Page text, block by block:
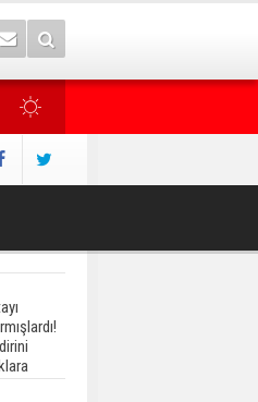
yeni gün...